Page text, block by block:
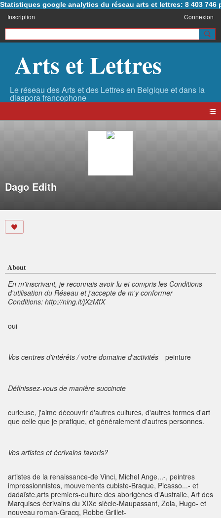
Statistiques google analytics du réseau arts et lettres: 8 403 746
Inscription Connexion
Arts et Lettres
Dago Edith
About
En m'inscrivant, je reconnais avoir lu et compris les Conditions
d'utilisation du Réseau et j'accepte de m'y conformer
Conditions: http://ning.it/jXzMfX
oui
Vos centres d'intérêts / votre domaine d'activités peinture
Définissez-vous de manière succincte
curieuse, j'aime découvrir d'autres cultures, d'autres formes d'art
que celle que je pratique, et généralement d'autres personnes.
Vos artistes et écrivains favoris?
artistes de la renaissance-de Vinci, Michel Ange...-, peintres
impressionnistes, mouvements cubiste-Braque, Picasso...- et
dadaïste,arts premiers-culture des aborigènes d'Australie, Art des
Marquises écrivains du XIXe siècle-Maupassant, Zola, Hugo- et
nouveau roman-Gracq, Robbe Grillet-